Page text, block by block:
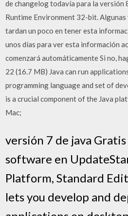
de changelog todavía para la versión
Runtime Environment 32-bit.
tardan un poco en tener esta
unos días para ver esta información
comenzará automáticamente Si no,
22 (16.7 MB) Java can run
programming language and set of
is a crucial component of the Java
Mac;
versión 7 de java
software en
Platform, Standard
lets you develop and